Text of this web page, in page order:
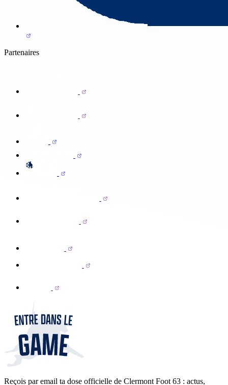
Partenaires
Reçois par email ta dose officielle de Clermont Foot 63 : actus,